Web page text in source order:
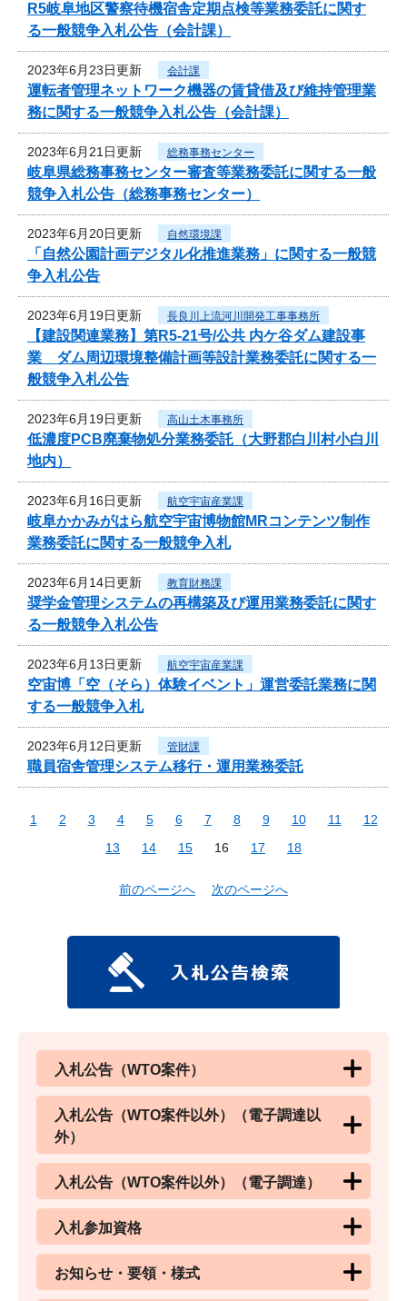
R5岐阜地区警察待機宿舎定期点検等業務委託に関す
る一般競争入札公告（会計課）
2023年6月23日更新 会計課
運転者管理ネットワーク機器の賃貸借及び維持管理業
務に関する一般競争入札公告（会計課）
2023年6月21日更新 総務事務センター
岐阜県総務事務センター審査等業務委託に関する一般
競争入札公告（総務事務センター）
2023年6月20日更新 自然環境課
「自然公園計画デジタル化推進業務」に関する一般競
争入札公告
2023年6月19日更新 長良川上流河川開発工事事務所
【建設関連業務】第R5-21号/公共 内ケ谷ダム建設事
業 ダム周辺環境整備計画等設計業務委託に関する一
般競争入札公告
2023年6月19日更新 高山土木事務所
低濃度PCB廃棄物処分業務委託（大野郡白川村小白川
地内）
2023年6月16日更新 航空宇宙産業課
岐阜かかみがはら航空宇宙博物館MRコンテンツ制作
業務委託に関する一般競争入札
2023年6月14日更新 教育財務課
奨学金管理システムの再構築及び運用業務委託に関す
る一般競争入札公告
2023年6月13日更新 航空宇宙産業課
空宙博「空（そら）体験イベント」運営委託業務に関
する一般競争入札
2023年6月12日更新 管財課
職員宿舎管理システム移行・運用業務委託
1 2 3 4 5 6 7 8 9 10 11
12
13
14 15 16 17 18
前のページへ 次のページへ
入札公告（WTO案件）
入札公告（WTO案件以外）（電子調達以
外）
入札公告（WTO案件以外）（電子調達）
入札参加資格
お知らせ・要領・様式